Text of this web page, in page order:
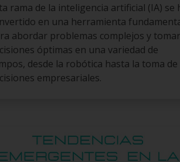
rama de la inteligencia artificial (IA) se
en una herramienta
abordar problemas complejos y tomar
óptimas en una variedad de
desde la robótica hasta la toma de
empresariales.